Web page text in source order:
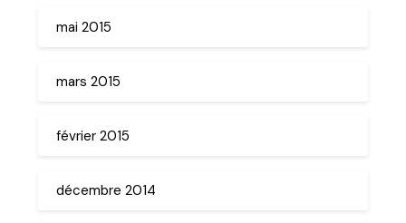
mai 2015
mars 2015
février 2015
décembre 2014